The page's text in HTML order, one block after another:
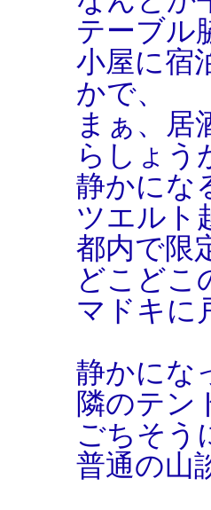
テーブル
小屋に宿
かで、
まぁ、居
らしょう
静かにな
ツエルト
都内で限
どこどこ
マドキに
静かにな
隣のテン
ごちそう
普通の山